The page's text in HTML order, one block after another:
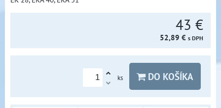
43 €
52,89 € s DPH
ks DO KOŠÍKA